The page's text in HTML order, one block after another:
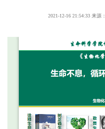
2021-12-16 21:54:33 来源：